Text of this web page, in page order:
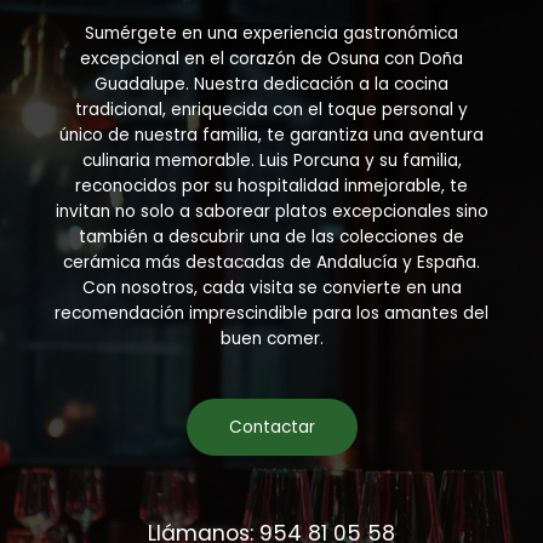
on
the
product
page
Sumérgete en una experiencia gastronómica
excepcional en el corazón de Osuna con Doña
Guadalupe. Nuestra dedicación a la cocina
tradicional, enriquecida con el toque personal y
único de nuestra familia, te garantiza una aventura
culinaria memorable. Luis Porcuna y su familia,
reconocidos por su hospitalidad inmejorable, te
invitan no solo a saborear platos excepcionales sino
también a descubrir una de las colecciones de
cerámica más destacadas de Andalucía y España.
Con nosotros, cada visita se convierte en una
recomendación imprescindible para los amantes del
buen comer.
Contactar
Llámanos: 954 81 05 58